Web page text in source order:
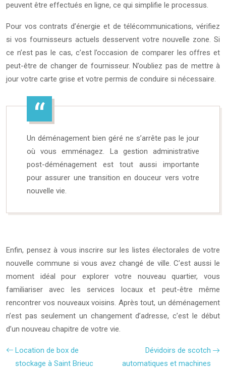
peuvent être effectués en ligne, ce qui simplifie le processus.
Pour vos contrats d’énergie et de télécommunications, vérifiez
si vos fournisseurs actuels desservent votre nouvelle zone. Si
ce n’est pas le cas, c’est l’occasion de comparer les offres et
peut-être de changer de fournisseur. N’oubliez pas de mettre à
jour votre carte grise et votre permis de conduire si nécessaire.
Un déménagement bien géré ne s’arrête pas le jour
où vous emménagez. La gestion administrative
post-déménagement est tout aussi importante
pour assurer une transition en douceur vers votre
nouvelle vie.
Enfin, pensez à vous inscrire sur les listes électorales de votre
nouvelle commune si vous avez changé de ville. C’est aussi le
moment idéal pour explorer votre nouveau quartier, vous
familiariser avec les services locaux et peut-être même
rencontrer vos nouveaux voisins. Après tout, un déménagement
n’est pas seulement un changement d’adresse, c’est le début
d’un nouveau chapitre de votre vie.
Location de box de
stockage à Saint Brieuc
Dévidoirs de scotch
automatiques et machines